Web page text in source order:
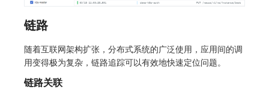
链路
随着互联网架构扩张，分布式系统的广泛使用，应用间的调
用变得极为复杂，链路追踪可以有效地快速定位问题。
链路关联